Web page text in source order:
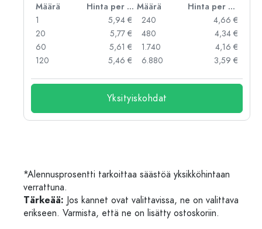
Määrä Hinta per kpl Määrä
Hinta per kpl
1
5,94 €
20
5,77 €
60
5,61 €
120
5,46 €
240
4,66 €
480
4,34 €
1.740
4,16 €
6.880
3,59 €
Yksityiskohdat
*Alennusprosentti tarkoittaa säästöä yksikköhintaan
verrattuna.
Tärkeää: Jos kannet ovat valittavissa, ne on valittava
erikseen. Varmista, että ne on lisätty ostoskoriin.